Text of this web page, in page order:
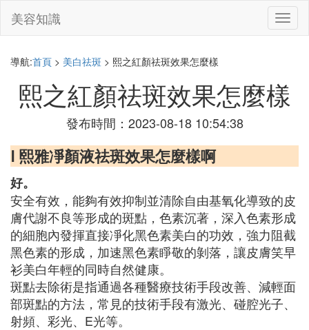
切
換
美容知識
導航:首頁 > 美白祛斑 > 熙之紅顏祛斑效果怎麼樣
熙之紅顏祛斑效果怎麼樣
發布時間：2023-08-18 10:54:38
Ⅰ 熙雅凈顏液祛斑效果怎麼樣啊
好。
安全有效，能夠有效抑制並清除自由基氧化導致的皮
膚代謝不良等形成的斑點，色素沉著，深入色素形成
的細胞內發揮直接凈化黑色素美白的功效，強力阻截
黑色素的形成，加速黑色素睜敬的剝落，讓皮膚笑早
衫美白年輕的同時自然健康。
斑點去除術是指通過各種醫療技術手段改善、減輕面
部斑點的方法，常見的技術手段有激光、碰腔光子、
射頻、彩光、E光等。